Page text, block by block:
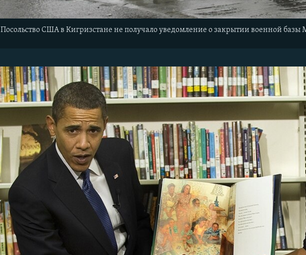
Посольство США в Кигризстане не получало уведомление о закрытии военной базы